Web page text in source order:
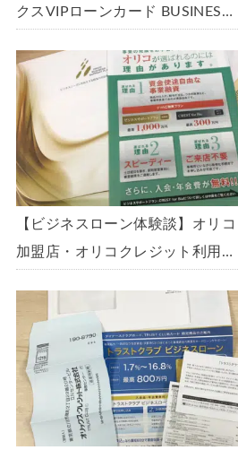
クスVIPローンカード BUSINESS
の金利で借りられました。全手順
を丁寧に解説します。
【ビジネスローン体験談】オリコ
加盟店・オリコクレジット利用中
「オリコビジネスサポートプラ
ン」を使う方法がないか、問い合
わせてみた。